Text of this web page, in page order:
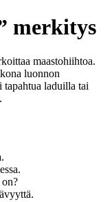
merkitys
maastohiihtoa.
luonnon
laduilla tai